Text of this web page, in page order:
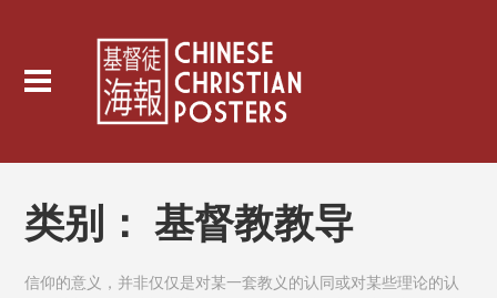
类别：基督教教导
信仰的意义，并非仅仅是对某一套教义的认同或对某些理论的认